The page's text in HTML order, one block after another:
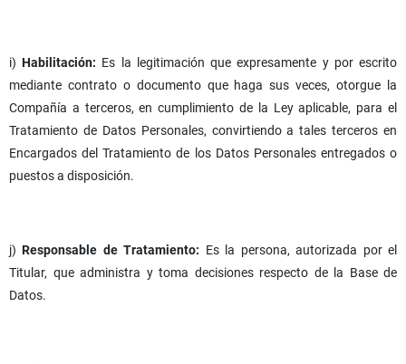
i)Habilitación: Es la legitimación que expresamente y por escrito
mediante contrato o documento que haga sus veces, otorgue la
Compañía a terceros, en cumplimiento de la Ley aplicable, para el
Tratamiento de Datos Personales, convirtiendo a tales terceros en
Encargados del Tratamiento de los Datos Personales entregados o
puestos a disposición.
j)Responsable de Tratamiento: Es la persona, autorizada por el
Titular, que administra y toma decisiones respecto de la Base de
Datos.